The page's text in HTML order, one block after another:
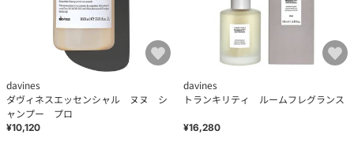
davines
ダヴィネスエッセンシャル ヌヌ シ
ャンプー プロ
¥10,120
davines
トランキリティ ルームフレグランス
¥16,280